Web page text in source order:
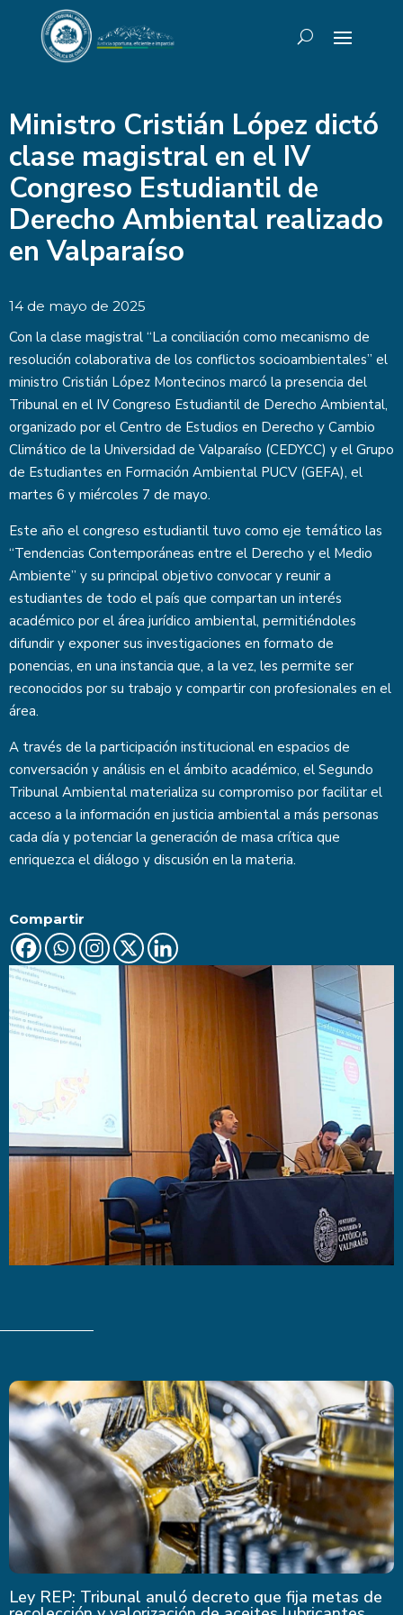
Ministro Cristián López dictó
clase magistral en el IV
Congreso Estudiantil de
Derecho Ambiental realizado
en Valparaíso
14 de mayo de 2025
Con la clase magistral “La conciliación como mecanismo de
resolución colaborativa de los conflictos socioambientales” el
ministro Cristián López Montecinos marcó la presencia del
Tribunal en el IV Congreso Estudiantil de Derecho Ambiental,
organizado por el Centro de Estudios en Derecho y Cambio
Climático de la Universidad de Valparaíso (CEDYCC) y el Grupo
de Estudiantes en Formación Ambiental PUCV (GEFA), el
martes 6 y miércoles 7 de mayo.
Este año el congreso estudiantil tuvo como eje temático las
“Tendencias Contemporáneas entre el Derecho y el Medio
Ambiente” y su principal objetivo convocar y reunir a
estudiantes de todo el país que compartan un interés
académico por el área jurídico ambiental, permitiéndoles
difundir y exponer sus investigaciones en formato de
ponencias, en una instancia que, a la vez, les permite ser
reconocidos por su trabajo y compartir con profesionales en el
área.
A través de la participación institucional en espacios de
conversación y análisis en el ámbito académico, el Segundo
Tribunal Ambiental materializa su compromiso por facilitar el
acceso a la información en justicia ambiental a más personas
cada día y potenciar la generación de masa crítica que
enriquezca el diálogo y discusión en la materia.
Compartir
Ley REP: Tribunal anuló decreto que fija metas de